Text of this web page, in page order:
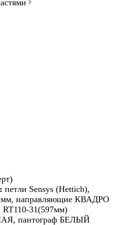
петли Sensys (Hettich),
мм, направляющие КВАДРО
31(597мм)
пантограф БЕЛЫЙ